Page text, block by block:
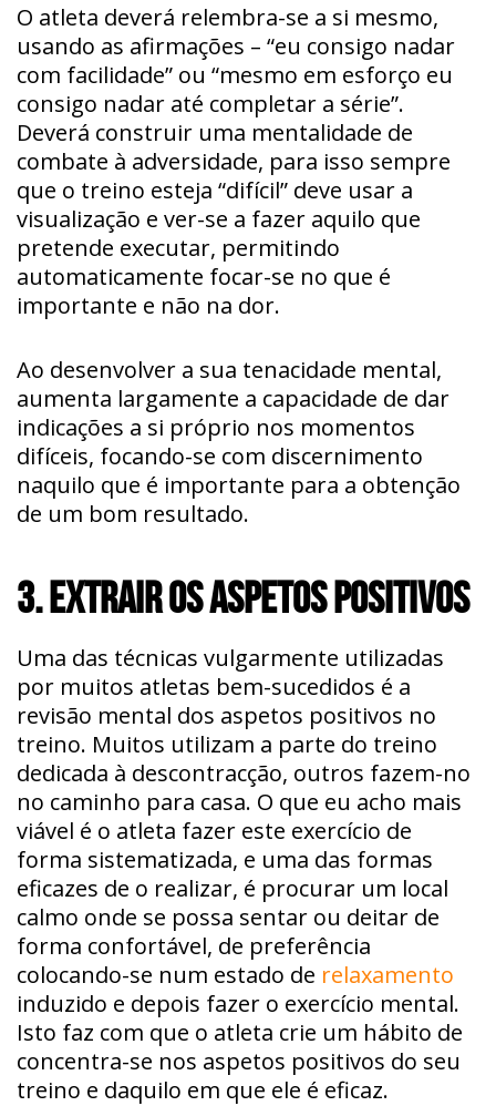
O atleta deverá relembra-se a si mesmo,
usando as afirmações – “eu consigo nadar
com facilidade” ou “mesmo em esforço eu
consigo nadar até completar a série”.
Deverá construir uma mentalidade de
combate à adversidade, para isso sempre
que o treino esteja “difícil” deve usar a
visualização e ver-se a fazer aquilo que
pretende executar, permitindo
automaticamente focar-se no que é
importante e não na dor.
Ao desenvolver a sua tenacidade mental,
aumenta largamente a capacidade de dar
indicações a si próprio nos momentos
difíceis, focando-se com discernimento
naquilo que é importante para a obtenção
de um bom resultado.
3. EXTRAIR OS ASPETOS POSITIVOS
Uma das técnicas vulgarmente utilizadas
por muitos atletas bem-sucedidos é a
revisão mental dos aspetos positivos no
treino. Muitos utilizam a parte do treino
dedicada à descontracção, outros fazem-no
no caminho para casa. O que eu acho mais
viável é o atleta fazer este exercício de
forma sistematizada, e uma das formas
eficazes de o realizar, é procurar um local
calmo onde se possa sentar ou deitar de
forma confortável, de preferência
colocando-se num estado de relaxamento
induzido e depois fazer o exercício mental.
Isto faz com que o atleta crie um hábito de
concentra-se nos aspetos positivos do seu
treino e daquilo em que ele é eficaz.